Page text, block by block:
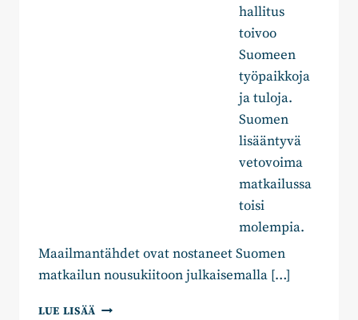
hallitus
toivoo
Suomeen
työpaikkoja
ja tuloja.
Suomen
lisääntyvä
vetovoima
matkailussa
toisi
molempia.
Maailmantähdet ovat nostaneet Suomen
matkailun nousukiitoon julkaisemalla […]
LUE LISÄÄ JAANA